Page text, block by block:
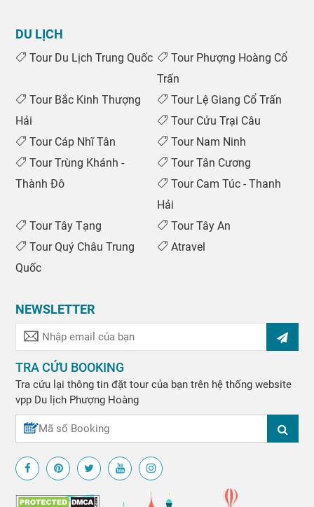
DU LỊCH
Tour Du Lịch Trung Quốc
Tour Phượng Hoàng Cổ
Trấn
Tour Bắc Kinh Thượng
Hải
Tour Lệ Giang Cổ Trấn
Tour Cửu Trại Câu
Tour Cáp Nhĩ Tân
Tour Nam Ninh
Tour Trùng Khánh -
Thành Đô
Tour Tân Cương
Tour Cam Túc - Thanh
Hải
Tour Tây Tạng
Tour Tây An
Tour Quý Châu Trung
Quốc
Atravel
NEWSLETTER
TRA CỨU BOOKING
Tra cứu lại thông tin đặt tour của bạn trên hệ thống website
vpp Du lịch Phượng Hoàng